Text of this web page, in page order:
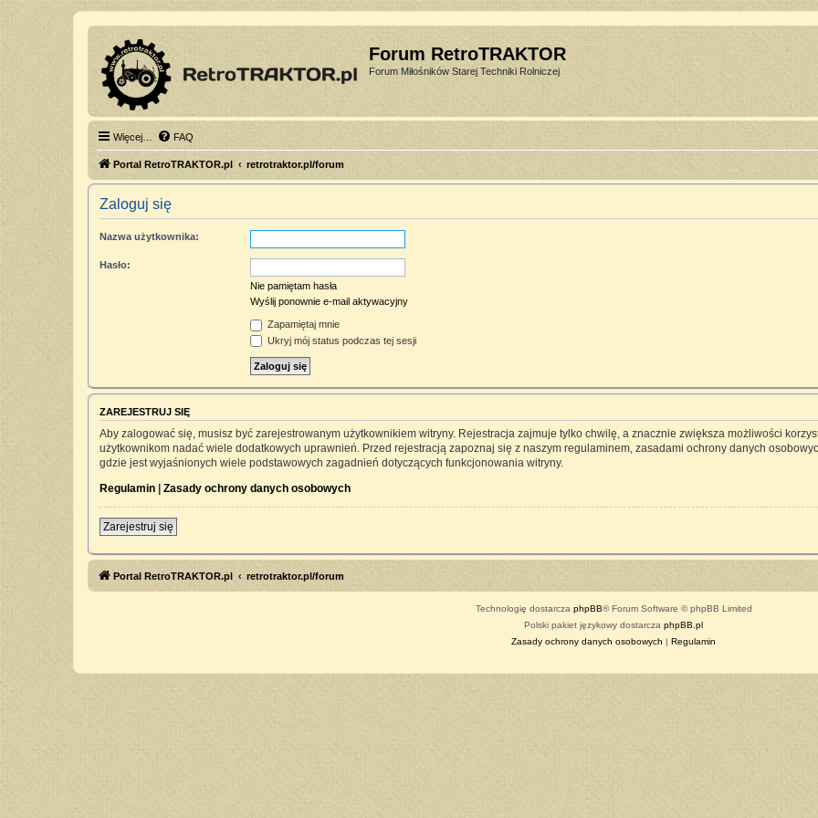
Forum RetroTRAKTOR
Forum Miłośników Starej Techniki Rolniczej
Więcej… FAQ
Portal RetroTRAKTOR.pl retrotraktor.pl/forum
Zaloguj się
Nazwa użytkownika:
Hasło:
Nie pamiętam hasła
Wyślij ponownie e-mail aktywacyjny
Zapamiętaj mnie
Ukryj mój status podczas tej sesji
ZAREJESTRUJ SIĘ
Aby zalogować się, musisz być zarejestrowanym użytkownikiem witryny. Rejestracja zajmuje tylko chwilę, a znacznie zwiększa możliwości
użytkownikom nadać wiele dodatkowych uprawnień. Przed rejestracją zapoznaj się z naszym regulaminem, zasadami ochrony danych
gdzie jest wyjaśnionych wiele podstawowych zagadnień dotyczących funkcjonowania witryny.
Regulamin | Zasady ochrony danych osobowych
Zarejestruj się
Portal RetroTRAKTOR.pl retrotraktor.pl/forum
Technologię dostarcza phpBB® Forum Software © phpBB Limited
Polski pakiet językowy dostarcza phpBB.pl
Zasady ochrony danych osobowych | Regulamin